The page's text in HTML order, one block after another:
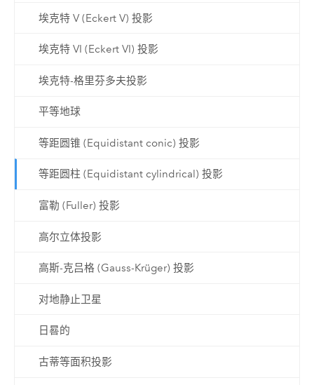
埃克特 V (Eckert V) 投影
埃克特 VI (Eckert VI) 投影
埃克特-格里芬多夫投影
平等地球
等距圆锥 (Equidistant conic) 投影
等距圆柱 (Equidistant cylindrical) 投影
富勒 (Fuller) 投影
高尔立体投影
高斯-克吕格 (Gauss-Krüger) 投影
对地静止卫星
日晷的
古蒂等面积投影